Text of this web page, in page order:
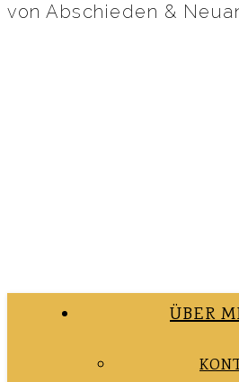
von Abschieden &
ÜBER